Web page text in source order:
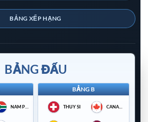
BẢNG XẾP HẠNG
BẢNG ĐẤU
NAM PHI
BẢNG B
THỤY SĨ CANADA